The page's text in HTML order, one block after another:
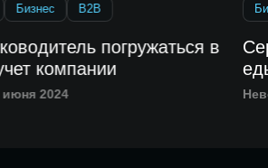
Бизнес B2B
погружаться в
компании
июня 2024